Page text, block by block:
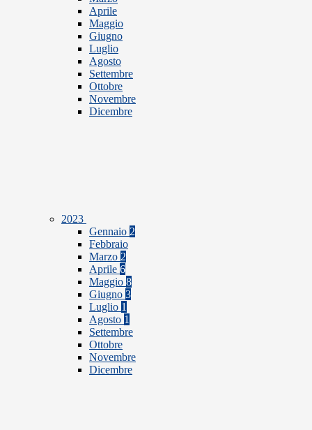
Aprile
Maggio
Giugno
Luglio
Agosto
Settembre
Ottobre
Novembre
Dicembre
2023
Gennaio 2
Febbraio
Marzo 2
Aprile 6
Maggio 8
Giugno 3
Luglio 1
Agosto 1
Settembre
Ottobre
Novembre
Dicembre